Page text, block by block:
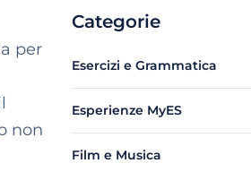
per
non
Categorie
Esercizi e Grammatica
Esperienze MyES
Film e Musica